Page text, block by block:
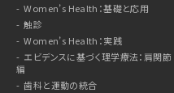
Women’s Health：基礎と応用
触診
Women’s Health：実践
エビデンスに基づく理学療法：肩関節
編
歯科と運動の統合